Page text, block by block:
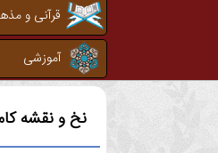
قرآنی و
آموزشی
نخ و نقشه